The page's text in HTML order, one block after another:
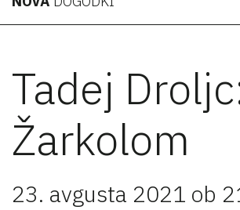
Tadej
Žarkolom
23. avgusta 2021 ob